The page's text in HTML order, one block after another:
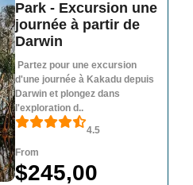
Park - Excursion une
journée à partir de
Darwin
Partez pour une excursion
d'une journée à Kakadu depuis
Darwin et plongez dans
l'exploration d..
4.5
From
$245,00